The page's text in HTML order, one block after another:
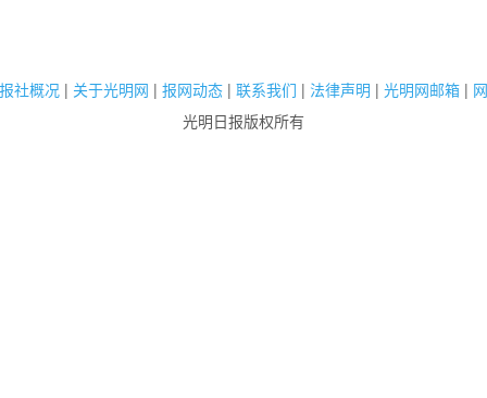
社概况 | 关于光明网 | 报网动态 | 联系我们 | 法律声明 | 光明网邮箱 |
光明日报版权所有